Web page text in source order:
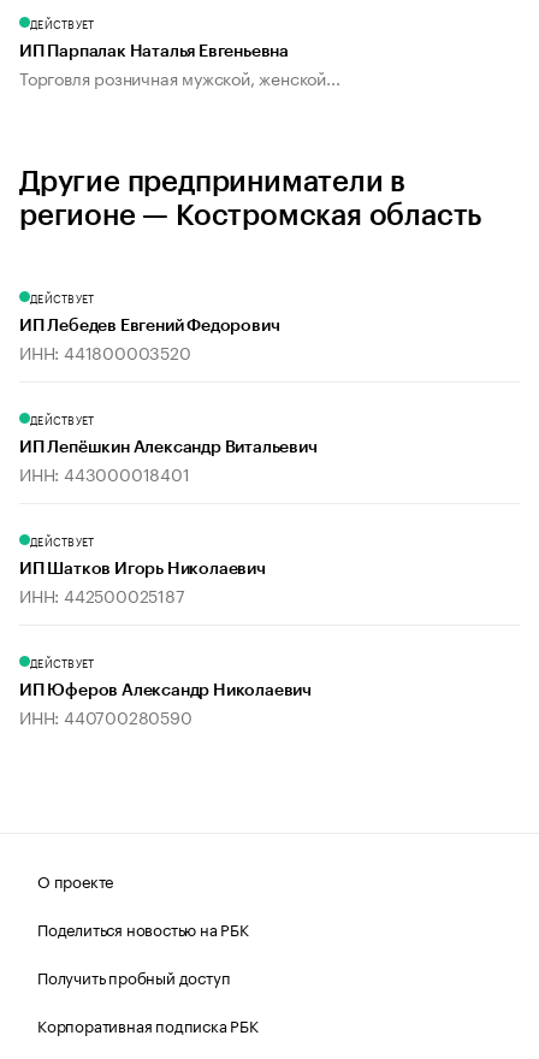
ДЕЙСТВУЕТ
ИП Парпалак Наталья Евгеньевна
Торговля розничная мужской, женской...
Другие предприниматели в
регионе — Костромская область
ДЕЙСТВУЕТ
ИП Лебедев Евгений Федорович
ИНН: 441800003520
ДЕЙСТВУЕТ
ИП Лепёшкин Александр Витальевич
ИНН: 443000018401
ДЕЙСТВУЕТ
ИП Шатков Игорь Николаевич
ИНН: 442500025187
ДЕЙСТВУЕТ
ИП Юферов Александр Николаевич
ИНН: 440700280590
О проекте
Поделиться новостью на РБК
Получить пробный доступ
Корпоративная подписка РБК